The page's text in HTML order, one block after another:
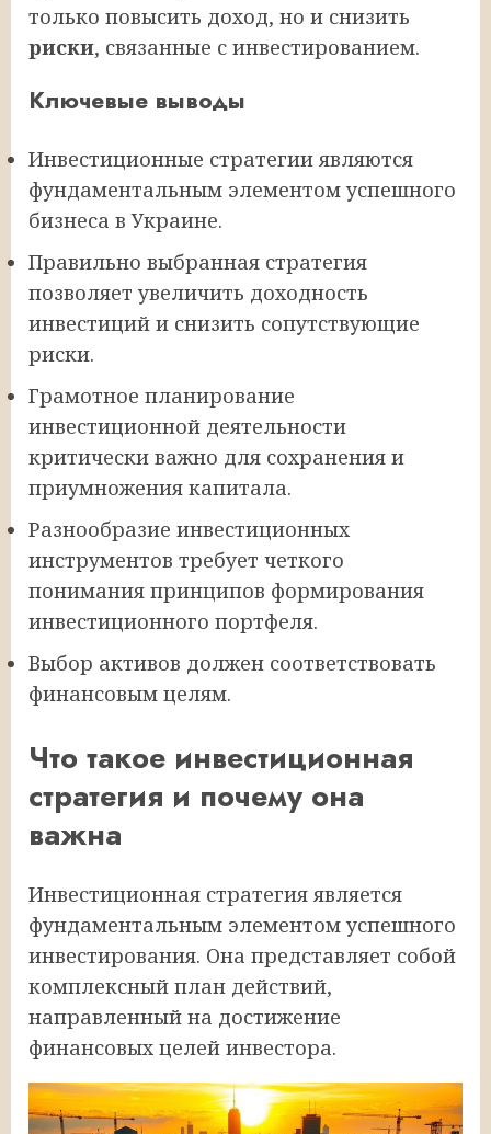
только повысить доход, но и снизить
риски, связанные с инвестированием.
Ключевые выводы
Инвестиционные стратегии являются
фундаментальным элементом успешного
бизнеса в Украине.
Правильно выбранная стратегия
позволяет увеличить доходность
инвестиций и снизить сопутствующие
риски.
Грамотное планирование
инвестиционной деятельности
критически важно для сохранения и
приумножения капитала.
Разнообразие инвестиционных
инструментов требует четкого
понимания принципов формирования
инвестиционного портфеля.
Выбор активов должен соответствовать
финансовым целям.
Что такое инвестиционная
стратегия и почему она
важна
Инвестиционная стратегия является
фундаментальным элементом успешного
инвестирования. Она представляет собой
комплексный план действий,
направленный на достижение
финансовых целей инвестора.